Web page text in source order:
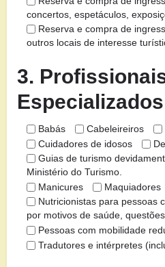
concertos, espetáculos,
Reserva e compra de
outros locais de interesse
3.
Especializados
Babás Cabeleireiros
Cuidadores de idosos
Guias de turismo
Ministério do Turismo.
Manicures
Maquiadores
Nutricionistas para pessoas
por motivos de saúde,
Pessoas com mobilidade
Tradutores e intérpretes